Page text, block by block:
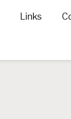
Links